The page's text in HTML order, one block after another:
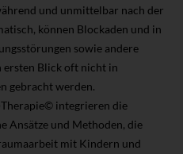
und unmittelbar nach der
können Blockaden und in
sowie andere
ersten Blick oft nicht in
gebracht werden.
integrieren die
Ansätze und Methoden, die
mit Kindern und